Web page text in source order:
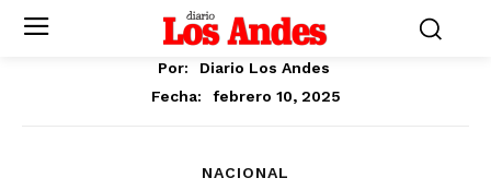
Por:
Diario Los Andes
Fecha:
febrero 10, 2025
NACIONAL